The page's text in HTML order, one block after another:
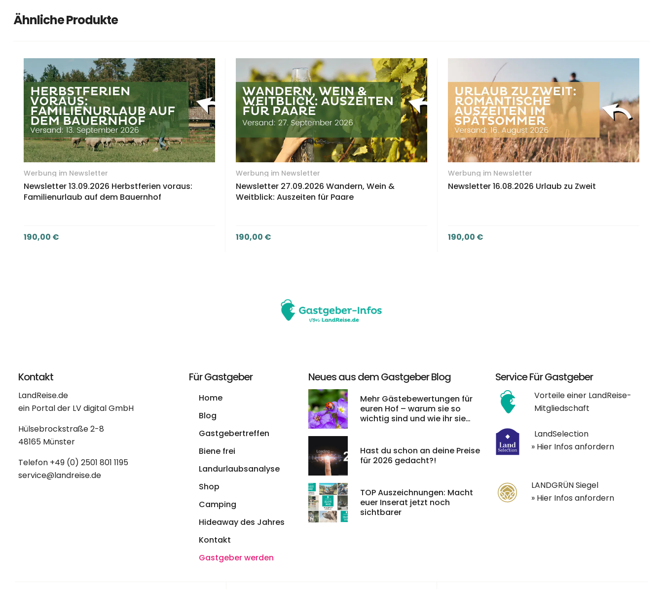
Ähnliche Produkte
Werbung im Newsletter
Newsletter 13.09.2026 Herbstferien voraus:
Familienurlaub auf dem Bauernhof
190,00 €
Werbung im Newsletter
Newsletter 27.09.2026 Wandern, Wein &
Weitblick: Auszeiten für Paare
190,00 €
Werbung im Newsletter
Newsletter 16.08.2026 Urlaub zu Zweit
190,00 €
Kontakt
LandReise.de
ein Portal der LV digital GmbH
Hülsebrockstraße 2-8
48165 Münster
Telefon +49 (0) 2501 801 1195
service@landreise.de
Für Gastgeber
Home
Blog
Gastgebertreffen
Biene frei
Landurlaubsanalyse
Shop
Camping
Hideaway des Jahres
Kontakt
Gastgeber werden
Neues aus dem Gastgeber Blog
Mehr Gästebewertungen für
euren Hof – warum sie so
wichtig sind und wie ihr sie
Hast du schon an deine Preise
für 2026 gedacht?!
TOP Auszeichnungen: Macht
euer Inserat jetzt noch
sichtbarer
Service Für Gastgeber
Vorteile einer LandReise-
Mitgliedschaft
LandSelection
» Hier Infos anfordern
LANDGRÜN Siegel
» Hier Infos anfordern